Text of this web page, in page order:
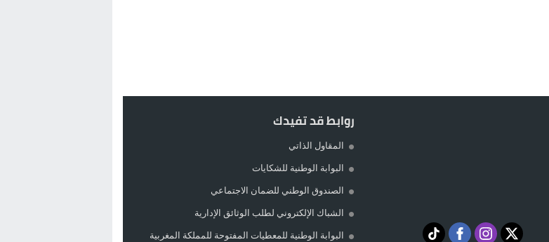
روابط قد تفيدك
المقاول الذاتي
البوابة الوطنية للشكايات
الصندوق الوطني للضمان الاجتماعي
الشباك الإلكتروني لطلب الوثائق الإدارية
البوابة الوطنية للمعطيات المفتوحة للمملكة المغربية